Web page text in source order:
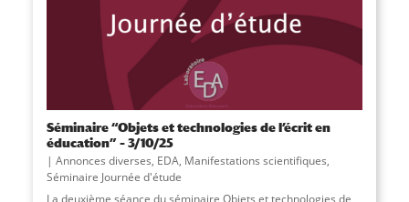
Séminaire “Objets et technologies de l’écrit en
éducation” – 3/10/25
Annonces diverses, EDA, Manifestations scientifiques,
Séminaire Journée d'étude
La deuxième séance du séminaire Objets et technologies de